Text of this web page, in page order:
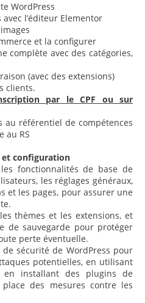
WordPress
l’éditeur Elementor
et la configurer
complète avec des catégories,
(avec des extensions)
clients.
par le CPF ou sur
au référentiel de compétences
au RS
et configuration
fonctionnalités de base de
les réglages généraux,
et les pages, pour assurer une
thèmes et les extensions, et
de sauvegarde pour protéger
perte éventuelle.
sécurité de WordPress pour
potentielles, en utilisant
installant des plugins de
des mesures contre les